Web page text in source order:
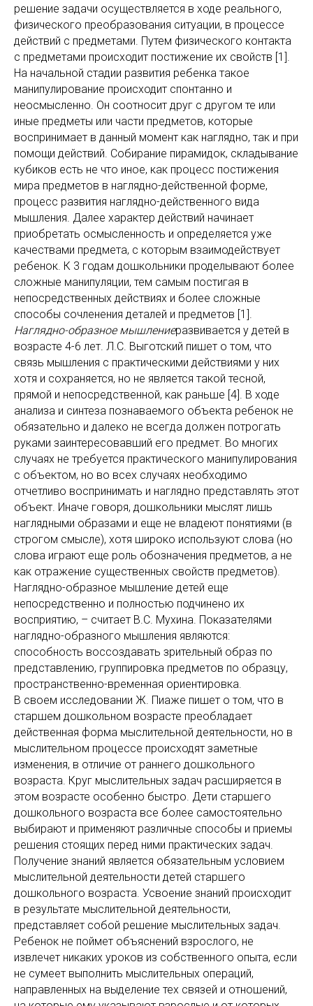
решение задачи осуществляется в ходе реального,
физического преобразования ситуации, в процессе
действий с предметами. Путем физического контакта
с предметами происходит постижение их свойств [1].
На начальной стадии развития ребенка такое
манипулирование происходит спонтанно и
неосмысленно. Он соотносит друг с другом те или
иные предметы или части предметов, которые
воспринимает в данный момент как наглядно, так и при
помощи действий. Собирание пирамидок, складывание
кубиков есть не что иное, как процесс постижения
мира предметов в наглядно-действенной форме,
процесс развития наглядно-действенного вида
мышления. Далее характер действий начинает
приобретать осмысленность и определяется уже
качествами предмета, с которым взаимодействует
ребенок. К 3 годам дошкольники проделывают более
сложные манипуляции, тем самым постигая в
непосредственных действиях и более сложные
способы сочленения деталей и предметов [1].
Наглядно-образное мышлениеразвивается у детей в
возрасте 4-6 лет. Л.С. Выготский пишет о том, что
связь мышления с практическими действиями у них
хотя и сохраняется, но не является такой тесной,
прямой и непосредственной, как раньше [4]. В ходе
анализа и синтеза познаваемого объекта ребенок не
обязательно и далеко не всегда должен потрогать
руками заинтересовавший его предмет. Во многих
случаях не требуется практического манипулирования
с объектом, но во всех случаях необходимо
отчетливо воспринимать и наглядно представлять этот
объект. Иначе говоря, дошкольники мыслят лишь
наглядными образами и еще не владеют понятиями (в
строгом смысле), хотя широко используют слова (но
слова играют еще роль обозначения предметов, а не
как отражение существенных свойств предметов).
Наглядно-образное мышление детей еще
непосредственно и полностью подчинено их
восприятию, – считает В.С. Мухина. Показателями
наглядно-образного мышления являются:
способность воссоздавать зрительный образ по
представлению, группировка предметов по образцу,
пространственно-временная ориентировка.
В своем исследовании Ж. Пиаже пишет о том, что в
старшем дошкольном возрасте преобладает
действенная форма мыслительной деятельности, но в
мыслительном процессе происходят заметные
изменения, в отличие от раннего дошкольного
возраста. Круг мыслительных задач расширяется в
этом возрасте особенно быстро. Дети старшего
дошкольного возраста все более самостоятельно
выбирают и применяют различные способы и приемы
решения стоящих перед ними практических задач.
Получение знаний является обязательным условием
мыслительной деятельности детей старшего
дошкольного возраста. Усвоение знаний происходит
в результате мыслительной деятельности,
представляет собой решение мыслительных задач.
Ребенок не поймет объяснений взрослого, не
извлечет никаких уроков из собственного опыта, если
не сумеет выполнить мыслительных операций,
направленных на выделение тех связей и отношений,